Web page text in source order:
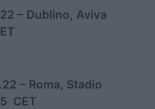
– Dublino, Aviva
– Roma, Stadio
CET